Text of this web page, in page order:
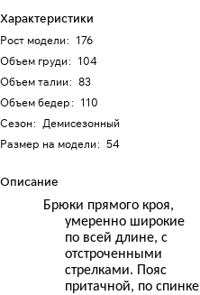
Характеристики
Рост модели: 176
Объем груди: 104
Объем талии: 83
Объем бедер: 110
Сезон: Демисезонный
Размер на модели: 54
Описание
Брюки прямого кроя,
умеренно широкие
по всей длине, с
отстроченными
стрелками. Пояс
притачной, по спинке